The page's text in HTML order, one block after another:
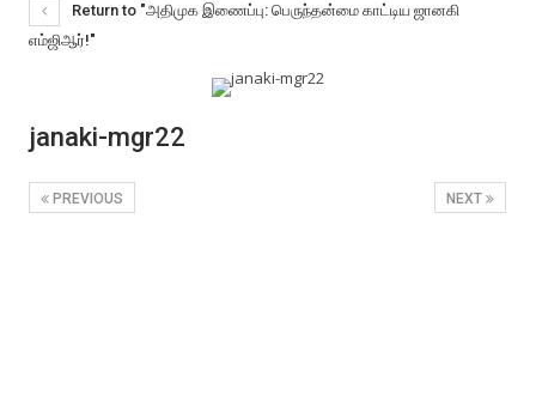
Return to "அதிமுக இணைப்பு: பெருந்தன்மை காட்டிய ஜானகி
எம்ஜிஆர்!"
janaki-mgr22
NEXT
PREVIOUS